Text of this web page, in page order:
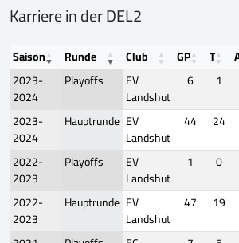
Karriere in der DEL2
Saison Runde Club GP T
2023-
2024
Playoffs
EV
Landshut
6 1
2023-
2024
Hauptrunde EV
Landshut
44 24
2022-
2023
Playoffs
EV
Landshut
1 0
2022-
2023
Hauptrunde EV
Landshut
47 19